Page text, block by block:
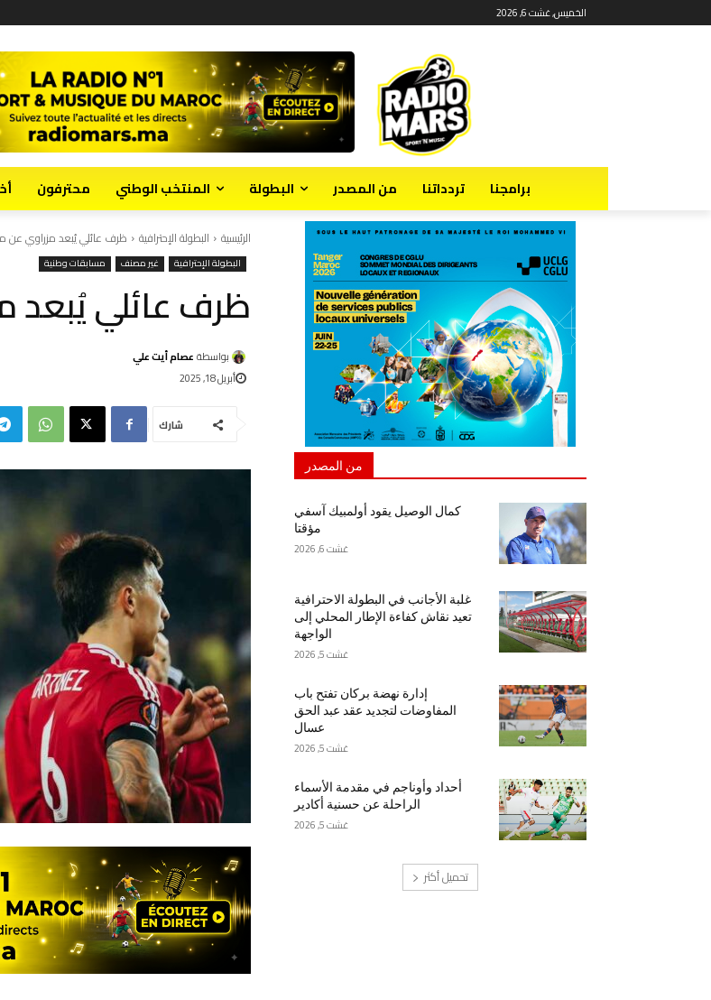
الخميس, غشت 6, 2026
برامجنا تردداتنا من المصدر البطولة المنتخب الوطني محترفون
الرئيسية البطولة الإحترافية ظرف عائلي يُبعد مزراوي عن
البطولة الإحترافية غير مصنف مسابقات وطنية
ظرف عائلي يُبعد
بواسطة عصام أيت علي
أبريل 18, 2025
شارك
من المصدر
كمال الوصيل يقود أولمبيك آسفي
مؤقتا
غشت 6, 2026
غلبة الأجانب في البطولة الاحترافية
تعيد نقاش كفاءة الإطار المحلي إلى
الواجهة
غشت 5, 2026
إدارة نهضة بركان تفتح باب
المفاوضات لتجديد عقد عبد الحق
عسال
غشت 5, 2026
أحداد وأوناجم في مقدمة الأسماء
الراحلة عن حسنية أكادير
غشت 5, 2026
تحميل أكثر